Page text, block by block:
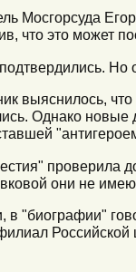
Мосгорсуда
что это может
Но
выяснилось,
Однако новые
проверила
они не
в "биографии"
Российской